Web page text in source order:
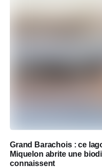
Grand Barachois : ce
Miquelon abrite une
connaissent